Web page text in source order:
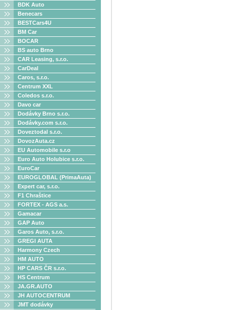
BDK Auto
Benecars
BESTCars4U
BM Car
BOCAR
BS auto Brno
CAR Leasing, s.r.o.
CarDeal
Caros, s.r.o.
Centrum XXL
Coledos s.r.o.
Davo car
Dodávky Brno s.r.o.
Dodávky.com s.r.o.
Doveztodal s.r.o.
DovozAuta.cz
EU Automobile s.r.o
Euro Auto Holubice s.r.o.
EuroCar
EUROGLOBAL (PrimaAuta)
Expert car, s.r.o.
F1 Chraštice
FORTEX - AGS a.s.
Gamacar
GAP Auto
Garos Auto, s.r.o.
GREGI AUTA
Harmony Czech
HM AUTO
HP CARS ČR s.r.o.
HS Centrum
JA.GR.AUTO
JH AUTOCENTRUM
JMT dodávky